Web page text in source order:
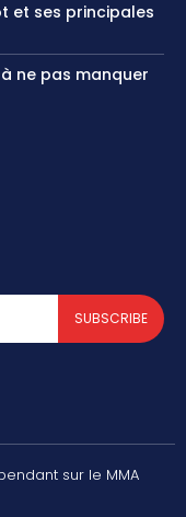
et ses principales
ne pas manquer
SUBSCRIBE
sur le MMA